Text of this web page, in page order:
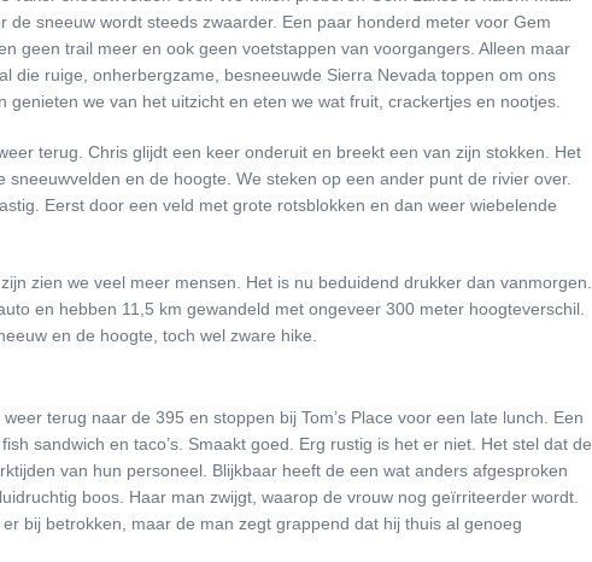
de sneeuw wordt steeds zwaarder. Een paar honderd meter voor Gem
geen trail meer en ook geen voetstappen van voorgangers. Alleen maar
die ruige, onherbergzame, besneeuwde Sierra Nevada toppen om ons
genieten we van het uitzicht en eten we wat fruit, crackertjes en nootjes.
terug. Chris glijdt een keer onderuit en breekt een van zijn stokken. Het
sneeuwvelden en de hoogte. We steken op een ander punt de rivier over.
Eerst door een veld met grote rotsblokken en dan weer wiebelende
zien we veel meer mensen. Het is nu beduidend drukker dan vanmorgen.
en hebben 11,5 km gewandeld met ongeveer 300 meter hoogteverschil.
en de hoogte, toch wel zware hike.
terug naar de 395 en stoppen bij Tom’s Place voor een late lunch. Een
sandwich en taco’s. Smaakt goed. Erg rustig is het er niet. Het stel dat de
van hun personeel. Blijkbaar heeft de een wat anders afgesproken
boos. Haar man zwijgt, waarop de vrouw nog geïrriteerder wordt.
bij betrokken, maar de man zegt grappend dat hij thuis al genoeg